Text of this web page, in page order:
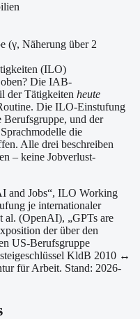
(γ, Näherung über 2
(ILO)
Die IAB-
der Tätigkeiten heute
Die ILO-Einstufung
Berufsgruppe, und der
die
Alle drei beschreiben
– keine Jobverlust-
and Jobs“, ILO Working
je internationaler
al. (OpenAI), „GPTs are
der über den
US-Berufsgruppe
KldB 2010 ↔
für Arbeit. Stand: 2026-